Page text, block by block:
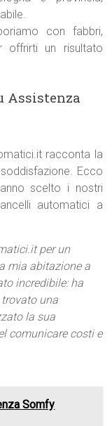
con fabbri,
offrirti un risultato
Assistenza
racconta la
Ecco
scelto i nostri
automatici a
per un
mia abitazione a
incredibile: ha
una
la sua
comunicare costi e
Somfy